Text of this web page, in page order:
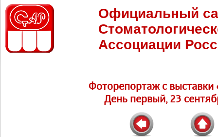
Официальный
Ассоциации
Фоторепортаж c выставки
День первый, 23